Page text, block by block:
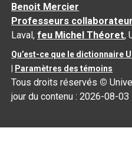
Benoit Mercier
Professeurs
Laval,feu Michel Théoret,
Qu’est-ce que le dictionnaire
Paramètres des témoins
Tous droits réservés ©
jour du contenu :2026-08-03